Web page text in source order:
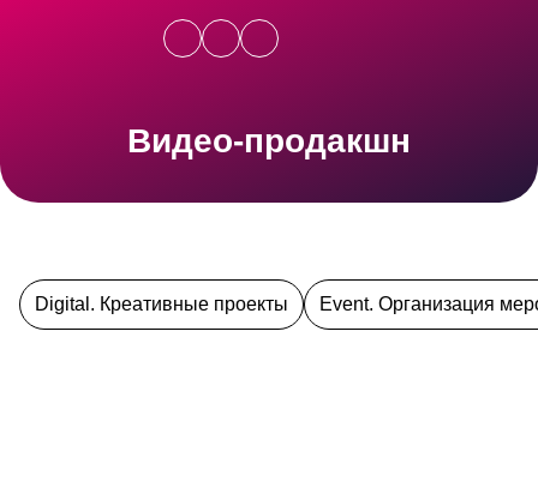
Видео-продакшн
Digital. Креативные проекты Event. Организация